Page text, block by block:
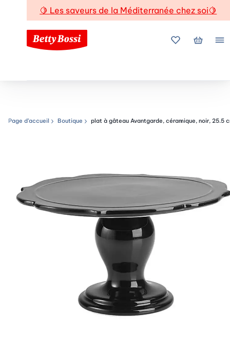
🍋 Les saveurs de la Méditerranée chez soi🍋
Mes favoris
Mon
Chemin de navigation
Page d’accueil Boutique plat à gâteau Avantgarde, céramique, noir, 25.5